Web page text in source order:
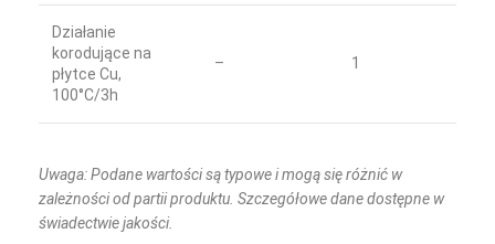
Działanie
korodujące na
płytce Cu,
100°C/3h
– 1
Uwaga: Podane wartości są typowe i mogą się różnić w
zależności od partii produktu. Szczegółowe dane dostępne w
świadectwie jakości.